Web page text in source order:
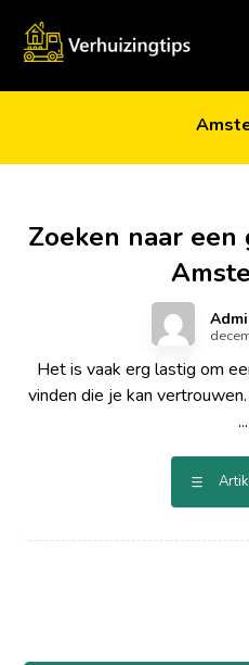
Zoeken naar
Het is vaak erg lastig om
vinden die je kan
...